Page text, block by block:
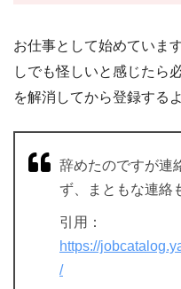
お仕事として始めていま
しでも怪しいと感じたら
を解消してから登録する
辞めたのですが連
ず、まともな連絡
引用：
https://
/